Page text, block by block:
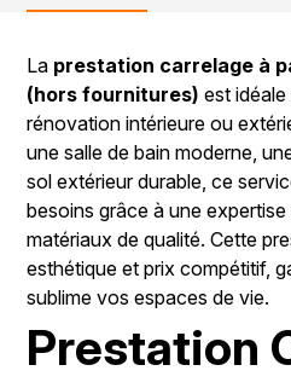
La prestation carrelage à
(hors fournitures) est
rénovation intérieure ou
une salle de bain moderne,
sol extérieur durable, ce
besoins grâce à une
matériaux de qualité. Cette
esthétique et prix compétitif,
sublime vos espaces de vie.
Prestation